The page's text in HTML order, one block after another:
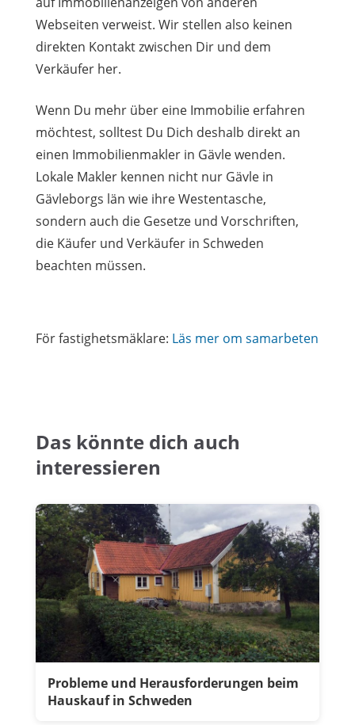
Webseiten verweist. Wir stellen also keinen
direkten Kontakt zwischen Dir und dem
Verkäufer her.
Wenn Du mehr über eine Immobilie erfahren
möchtest, solltest Du Dich deshalb direkt an
einen Immobilienmakler in Gävle wenden.
Lokale Makler kennen nicht nur Gävle in
Gävleborgs län wie ihre Westentasche,
sondern auch die Gesetze und Vorschriften,
die Käufer und Verkäufer in Schweden
beachten müssen.
För fastighetsmäklare: Läs mer om samarbeten
Das könnte dich auch
interessieren
Probleme und Herausforderungen beim
Hauskauf in Schweden